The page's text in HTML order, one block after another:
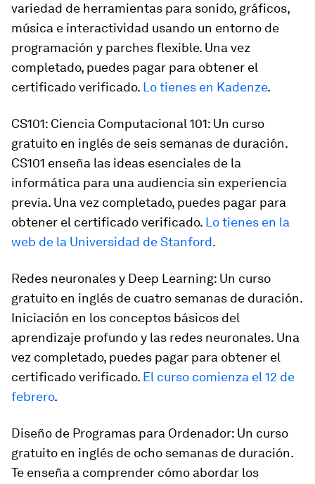
variedad de herramientas para sonido, gráficos,
música e interactividad usando un entorno de
programación y parches flexible. Una vez
completado, puedes pagar para obtener el
certificado verificado. Lo tienes en Kadenze.
CS101: Ciencia Computacional 101: Un curso
gratuito en inglés de seis semanas de duración.
CS101 enseña las ideas esenciales de la
informática para una audiencia sin experiencia
previa. Una vez completado, puedes pagar para
obtener el certificado verificado. Lo tienes en la
web de la Universidad de Stanford.
Redes neuronales y Deep Learning: Un curso
gratuito en inglés de cuatro semanas de duración.
Iniciación en los conceptos básicos del
aprendizaje profundo y las redes neuronales. Una
vez completado, puedes pagar para obtener el
certificado verificado. El curso comienza el 12 de
febrero.
Diseño de Programas para Ordenador: Un curso
gratuito en inglés de ocho semanas de duración.
Te enseña a comprender cómo abordar los